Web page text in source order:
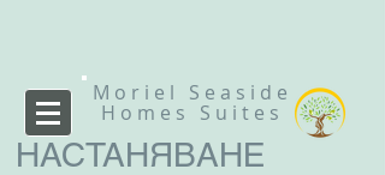
Moriel Seaside
Homes Suites
НАСТАНЯВАНЕ